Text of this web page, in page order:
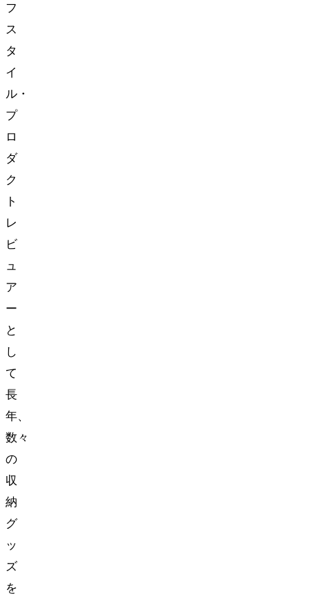
フ
ス
タ
イ
ル・
プ
ロ
ダ
ク
ト
レ
ビ
ュ
ア
ー
と
し
て
長
年、
数々
の
収
納
グ
ッ
ズ
を